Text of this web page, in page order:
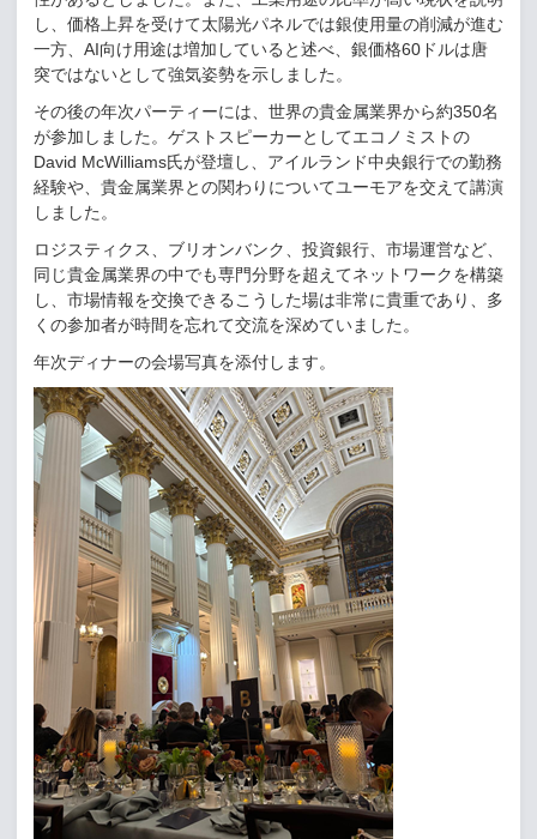
し、価格上昇を受けて太陽光パネルでは銀使用量の削減が進む
一方、 AI向け用途は増加していると述べ、銀価格60 ドルは唐
突ではないとして強気姿勢を示しました。
その後の年次パーティーには、世界の貴金属業界から約350名
が参加しました。ゲストスピーカーとしてエコノミストの
David McWilliams氏が登壇し、アイルランド中央銀行での勤務
経験や、貴金属業界との関わりについてユーモアを交えて講演
しました。
ロジスティクス、ブリオンバンク、投資銀行、市場運営など、
同じ貴金属業界の中でも専門分野を超えてネットワークを構築
し、市場情報を交換できるこうした場は非常に貴重であり、多
くの参加者が時間を忘れて交流を深めていました。
年次ディナーの会場写真を添付します。